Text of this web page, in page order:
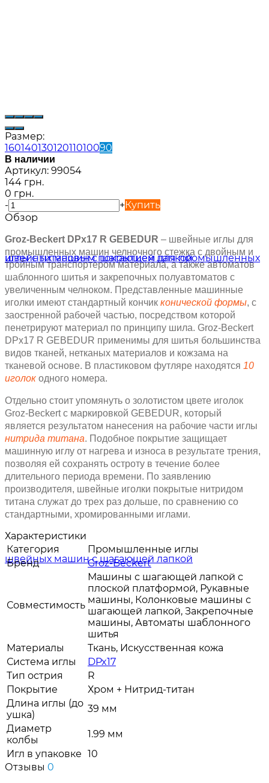
Размер:
16014013012011010090
В наличии
Артикул: 99054
144 грн.
0 грн.
-
+Купить
Обзор
Groz-Beckert DPx17 R GEBEDUR – швейные иглы для
промышленных машин челночного стежка с двойным и
тройным транспортером материала, а также автоматов
шаблонного шитья и закрепочных полуавтоматов с
увеличенным челноком. Представленные машинные
иголки имеют стандартный кончик конической формы, с
заостренной рабочей частью, посредством которой
пенетрируют материал по принципу шила. Groz-Beckert
DPx17 R GEBEDUR применимы для шитья большинства
видов тканей, нетканых материалов и кожзама на
тканевой основе. В пластиковом футляре находятся 10
иголок одного номера.
Отдельно стоит упомянуть о золотистом цвете иголок
Groz-Beckert с маркировкой GEBEDUR, который
является результатом нанесения на рабочие части иглы
нитрида титана. Подобное покрытие защищает
машинную иглу от нагрева и износа в результате трения,
позволяя ей сохранять остроту в течение более
длительного периода времени. По заявлению
производителя, швейные иголки покрытые нитридом
титана служат до трех раз дольше, по сравнению со
стандартными, хромированными иглами.
Характеристики
Категория
Промышленные иглы
Бренд
Groz-Beckert
Совместимость
Машины с шагающей лапкой с
плоской платформой, Рукавные
машины, Колонковые машины с
шагающей лапкой, Закрепочные
машины, Автоматы шаблонного
шитья
Материалы
Ткань, Искусственная кожа
Система иглы
DPx17
Тип острия
R
Покрытие
Хром + Нитрид-титан
Длина иглы (до
ушка)
39 мм
Диаметр
колбы
1.99 мм
Игл в упаковке 10
Отзывы 0